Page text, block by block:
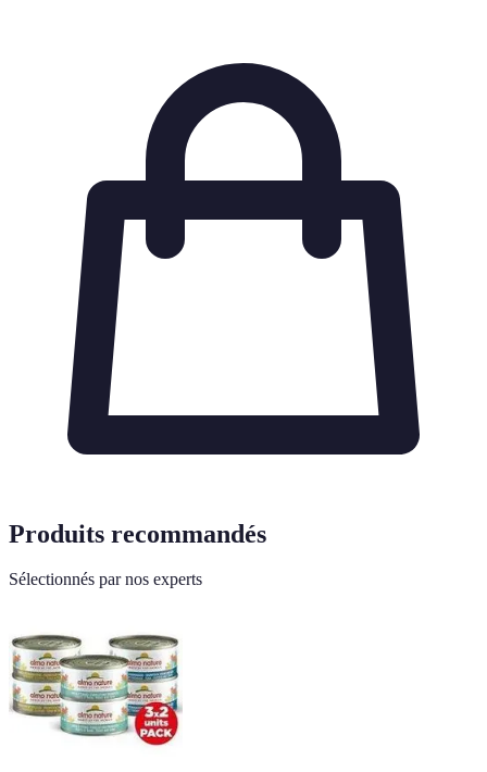
Produits recommandés
Sélectionnés par nos experts